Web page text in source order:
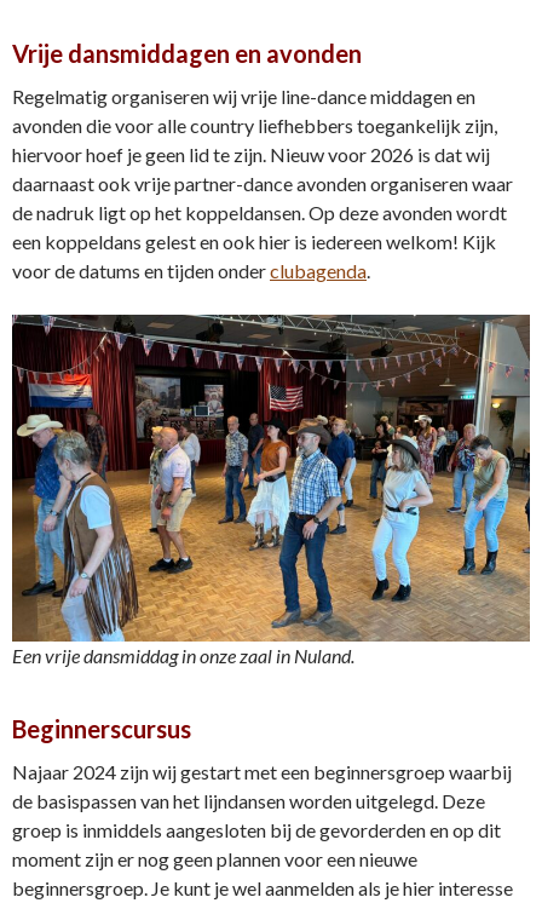
Vrije dansmiddagen en avonden
Regelmatig organiseren wij vrije line-dance middagen en
avonden die voor alle country liefhebbers toegankelijk zijn,
hiervoor hoef je geen lid te zijn. Nieuw voor 2026 is dat wij
daarnaast ook vrije partner-dance avonden organiseren waar
de nadruk ligt op het koppeldansen. Op deze avonden wordt
een koppeldans gelest en ook hier is iedereen welkom! Kijk
voor de datums en tijden onderclubagenda.
Een vrije dansmiddag in onze zaal in Nuland.
Beginnerscursus
Najaar 2024 zijn wij gestart met een beginnersgroep waarbij
de basispassen van het lijndansen worden uitgelegd. Deze
groep is inmiddels aangesloten bij de gevorderden en op dit
moment zijn er nog geen plannen voor een nieuwe
beginnersgroep. Je kunt je wel aanmelden als je hier interesse